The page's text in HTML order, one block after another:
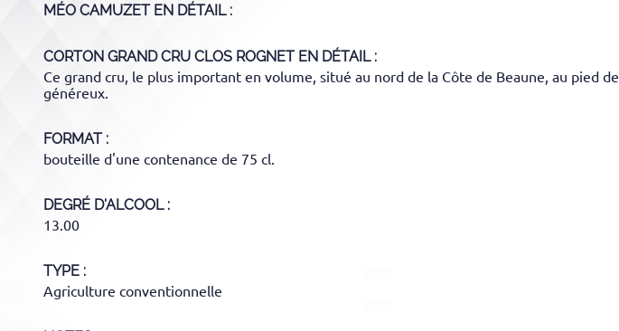
MÉO CAMUZETEN DÉTAIL :
CORTON GRAND CRU CLOS ROGNETEN DÉTAIL :
Ce grand cru, le plus important en volume, situé au nord de la Côte de Beaune, au pied
généreux.
FORMAT
bouteille d'une contenance de 75 cl.
DEGRÉ D'ALCOOL
13.00
TYPE
Agriculture conventionnelle